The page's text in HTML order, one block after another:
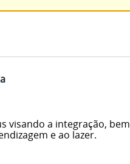
visando a integração, bem
e ao lazer.